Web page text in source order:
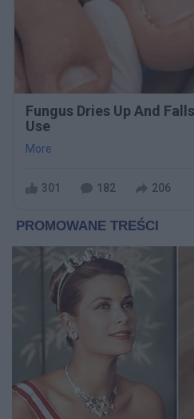
Fungus Dries Up And
Use
More
301 182 206